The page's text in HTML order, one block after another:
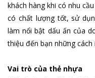
khách hàng khi có nhu
có chất lượng tốt, sử
làm nổi bật dấu ấn của
thiệu đến bạn những
Vai trò của thẻ nhựa